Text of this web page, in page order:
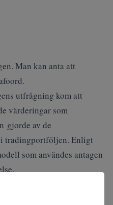
Man kan anta att
utfrågning kom att
värderingar som
gjorde av de
tradingportföljen. Enligt
som användes antagen
och därmed också
handlade om att banken